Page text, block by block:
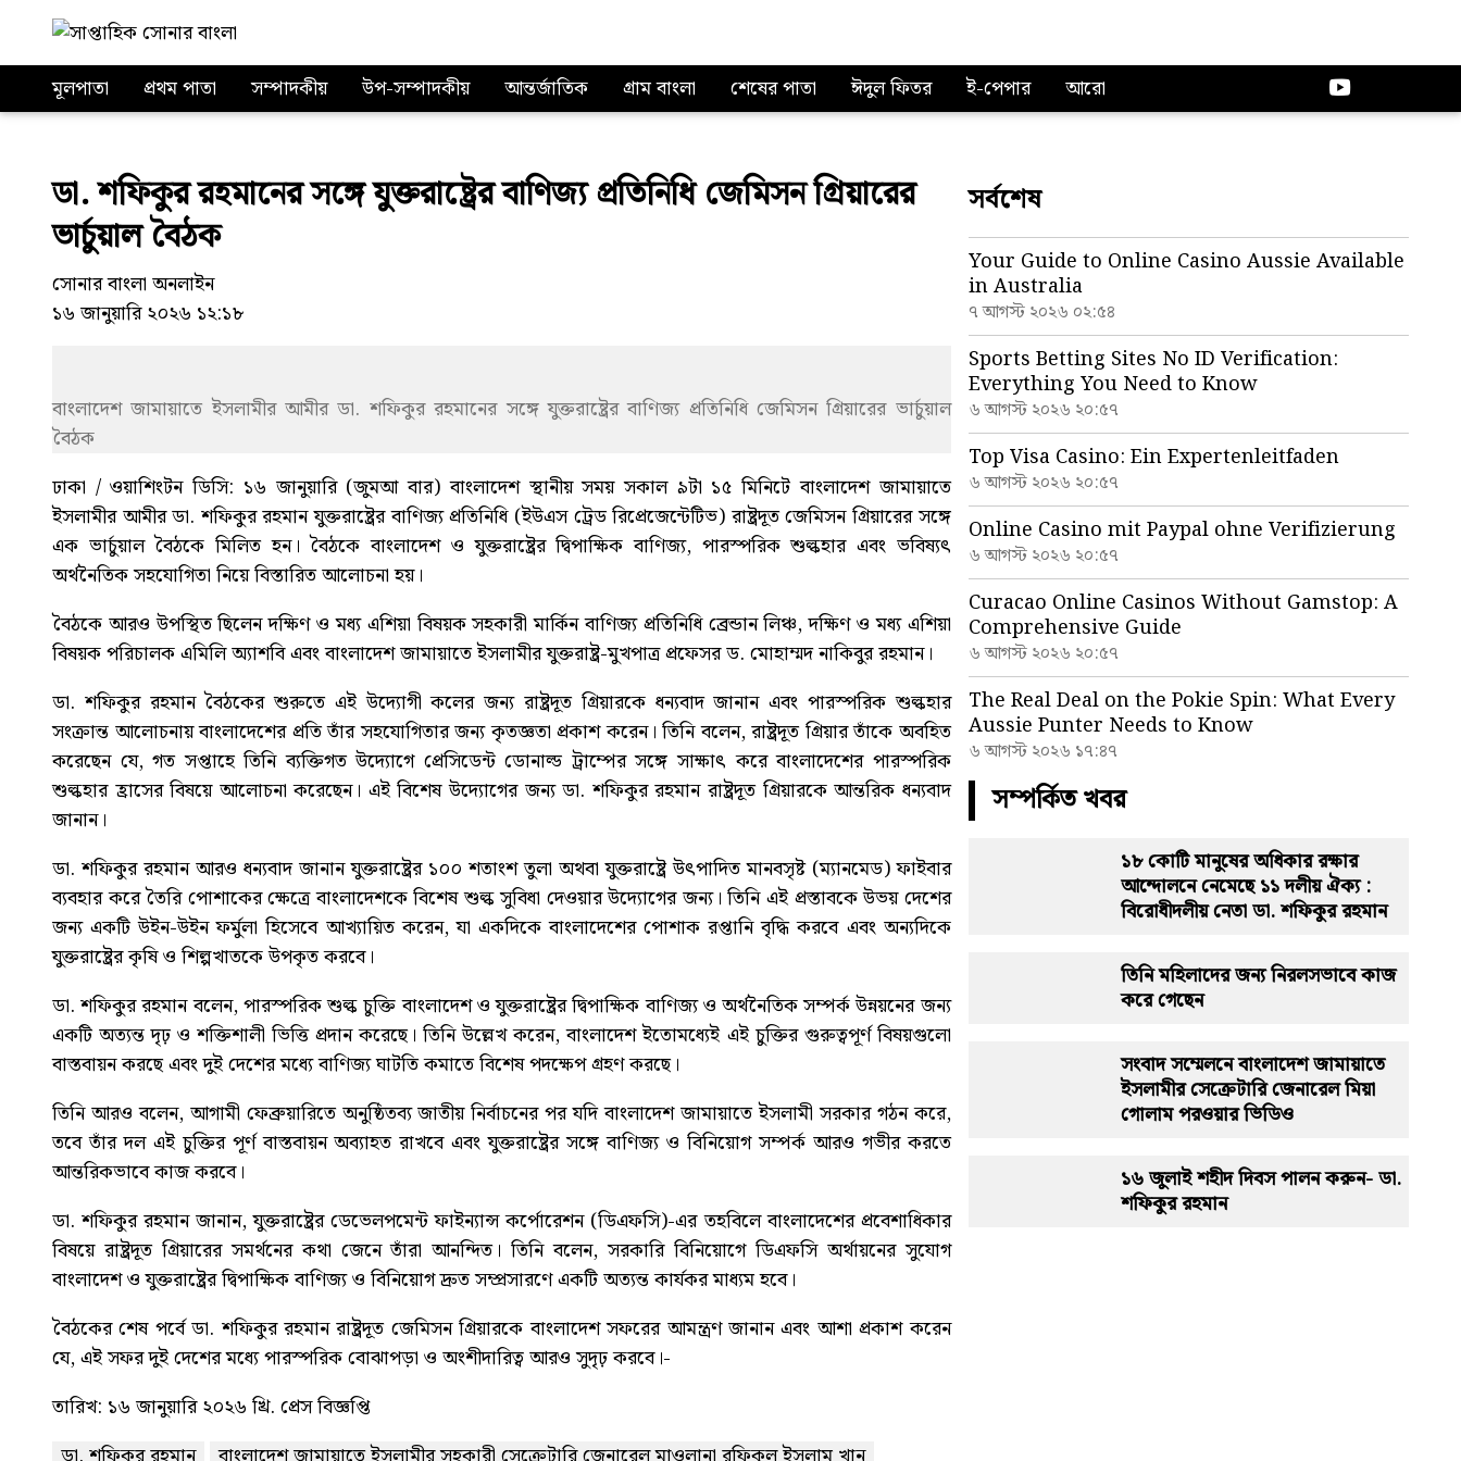
মূলপাতা প্রথম পাতা সম্পাদকীয় উপ-সম্পাদকীয় আন্তর্জাতিক গ্রাম বাংলা শেষের পাতা ঈদুল ফিতর ই-পেপার আরো
ডা. শফিকুর রহমানের সঙ্গে যুক্তরাষ্ট্রের বাণিজ্য প্রতিনিধি জেমিসন গ্রিয়ারের
ভার্চুয়াল বৈঠক
সোনার বাংলা অনলাইন
১৬ জানুয়ারি ২০২৬ ১২:১৮
বাংলাদেশ জামায়াতে ইসলামীর আমীর ডা. শফিকুর রহমানের সঙ্গে যুক্তরাষ্ট্রের বাণিজ্য প্রতিনিধি জেমিসন গ্রিয়ারের ভার্চুয়াল
বৈঠক
ঢাকা / ওয়াশিংটন ডিসি: ১৬ জানুয়ারি (জুমআ বার) বাংলাদেশ স্থানীয় সময় সকাল ৯টা ১৫ মিনিটে বাংলাদেশ জামায়াতে
ইসলামীর আমীর ডা. শফিকুর রহমান যুক্তরাষ্ট্রের বাণিজ্য প্রতিনিধি (ইউএস ট্রেড রিপ্রেজেন্টেটিভ) রাষ্ট্রদূত জেমিসন গ্রিয়ারের সঙ্গে
এক ভার্চুয়াল বৈঠকে মিলিত হন। বৈঠকে বাংলাদেশ ও যুক্তরাষ্ট্রের দ্বিপাক্ষিক বাণিজ্য, পারস্পরিক শুল্কহার এবং ভবিষ্যৎ
অর্থনৈতিক সহযোগিতা নিয়ে বিস্তারিত আলোচনা হয়।
বৈঠকে আরও উপস্থিত ছিলেন দক্ষিণ ও মধ্য এশিয়া বিষয়ক সহকারী মার্কিন বাণিজ্য প্রতিনিধি ব্রেন্ডান লিঞ্চ, দক্ষিণ ও মধ্য এশিয়া
বিষয়ক পরিচালক এমিলি অ্যাশবি এবং বাংলাদেশ জামায়াতে ইসলামীর যুক্তরাষ্ট্র-মুখপাত্র প্রফেসর ড. মোহাম্মদ নাকিবুর রহমান।
ডা. শফিকুর রহমান বৈঠকের শুরুতে এই উদ্যোগী কলের জন্য রাষ্ট্রদূত গ্রিয়ারকে ধন্যবাদ জানান এবং পারস্পরিক শুল্কহার
সংক্রান্ত আলোচনায় বাংলাদেশের প্রতি তাঁর সহযোগিতার জন্য কৃতজ্ঞতা প্রকাশ করেন। তিনি বলেন, রাষ্ট্রদূত গ্রিয়ার তাঁকে অবহিত
করেছেন যে, গত সপ্তাহে তিনি ব্যক্তিগত উদ্যোগে প্রেসিডেন্ট ডোনাল্ড ট্রাম্পের সঙ্গে সাক্ষাৎ করে বাংলাদেশের পারস্পরিক
শুল্কহার হ্রাসের বিষয়ে আলোচনা করেছেন। এই বিশেষ উদ্যোগের জন্য ডা. শফিকুর রহমান রাষ্ট্রদূত গ্রিয়ারকে আন্তরিক ধন্যবাদ
জানান।
ডা. শফিকুর রহমান আরও ধন্যবাদ জানান যুক্তরাষ্ট্রের ১০০ শতাংশ তুলা অথবা যুক্তরাষ্ট্রে উৎপাদিত মানবসৃষ্ট (ম্যানমেড) ফাইবার
ব্যবহার করে তৈরি পোশাকের ক্ষেত্রে বাংলাদেশকে বিশেষ শুল্ক সুবিধা দেওয়ার উদ্যোগের জন্য। তিনি এই প্রস্তাবকে উভয় দেশের
জন্য একটি উইন-উইন ফর্মুলা হিসেবে আখ্যায়িত করেন, যা একদিকে বাংলাদেশের পোশাক রপ্তানি বৃদ্ধি করবে এবং অন্যদিকে
যুক্তরাষ্ট্রের কৃষি ও শিল্পখাতকে উপকৃত করবে।
ডা. শফিকুর রহমান বলেন, পারস্পরিক শুল্ক চুক্তি বাংলাদেশ ও যুক্তরাষ্ট্রের দ্বিপাক্ষিক বাণিজ্য ও অর্থনৈতিক সম্পর্ক উন্নয়নের জন্য
একটি অত্যন্ত দৃঢ় ও শক্তিশালী ভিত্তি প্রদান করেছে। তিনি উল্লেখ করেন, বাংলাদেশ ইতোমধ্যেই এই চুক্তির গুরুত্বপূর্ণ বিষয়গুলো
বাস্তবায়ন করছে এবং দুই দেশের মধ্যে বাণিজ্য ঘাটতি কমাতে বিশেষ পদক্ষেপ গ্রহণ করছে।
তিনি আরও বলেন, আগামী ফেব্রুয়ারিতে অনুষ্ঠিতব্য জাতীয় নির্বাচনের পর যদি বাংলাদেশ জামায়াতে ইসলামী সরকার গঠন করে,
তবে তাঁর দল এই চুক্তির পূর্ণ বাস্তবায়ন অব্যাহত রাখবে এবং যুক্তরাষ্ট্রের সঙ্গে বাণিজ্য ও বিনিয়োগ সম্পর্ক আরও গভীর করতে
আন্তরিকভাবে কাজ করবে।
ডা. শফিকুর রহমান জানান, যুক্তরাষ্ট্রের ডেভেলপমেন্ট ফাইন্যান্স কর্পোরেশন (ডিএফসি)-এর তহবিলে বাংলাদেশের প্রবেশাধিকার
বিষয়ে রাষ্ট্রদূত গ্রিয়ারের সমর্থনের কথা জেনে তাঁরা আনন্দিত। তিনি বলেন, সরকারি বিনিয়োগে ডিএফসি অর্থায়নের সুযোগ
বাংলাদেশ ও যুক্তরাষ্ট্রের দ্বিপাক্ষিক বাণিজ্য ও বিনিয়োগ দ্রুত সম্প্রসারণে একটি অত্যন্ত কার্যকর মাধ্যম হবে।
বৈঠকের শেষ পর্বে ডা. শফিকুর রহমান রাষ্ট্রদূত জেমিসন গ্রিয়ারকে বাংলাদেশ সফরের আমন্ত্রণ জানান এবং আশা প্রকাশ করেন
যে, এই সফর দুই দেশের মধ্যে পারস্পরিক বোঝাপড়া ও অংশীদারিত্ব আরও সুদৃঢ় করবে।-
তারিখ: ১৬ জানুয়ারি ২০২৬ খ্রি. প্রেস বিজ্ঞপ্তি
সর্বশেষ
Your Guide to Online Casino Aussie Available
in Australia
৭ আগস্ট ২০২৬ ০২:৫৪
Sports Betting Sites No ID Verification:
Everything You Need to Know
৬ আগস্ট ২০২৬ ২০:৫৭
Top Visa Casino: Ein Expertenleitfaden
৬ আগস্ট ২০২৬ ২০:৫৭
Online Casino mit Paypal ohne Verifizierung
৬ আগস্ট ২০২৬ ২০:৫৭
Curacao Online Casinos Without Gamstop: A
Comprehensive Guide
৬ আগস্ট ২০২৬ ২০:৫৭
The Real Deal on the Pokie Spin: What Every
Aussie Punter Needs to Know
৬ আগস্ট ২০২৬ ১৭:৪৭
সম্পর্কিত খবর
১৮ কোটি মানুষের অধিকার রক্ষার
আন্দোলনে নেমেছে ১১ দলীয় ঐক্য :
বিরোধীদলীয় নেতা ডা. শফিকুর রহমান
তিনি মহিলাদের জন্য নিরলসভাবে কাজ
করে গেছেন
সংবাদ সম্মেলনে বাংলাদেশ জামায়াতে
ইসলামীর সেক্রেটারি জেনারেল মিয়া
গোলাম পরওয়ার ভিডিও
১৬ জুলাই শহীদ দিবস পালন করুন- ডা.
শফিকুর রহমান